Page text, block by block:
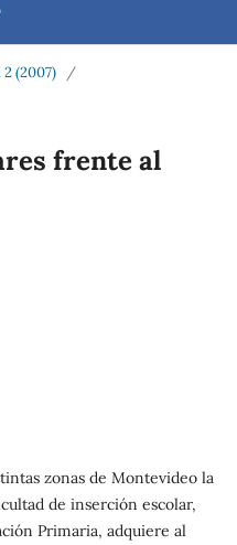
(2007)
/
frente al
zonas de Montevideo la
de inserción escolar,
Primaria, adquiere al